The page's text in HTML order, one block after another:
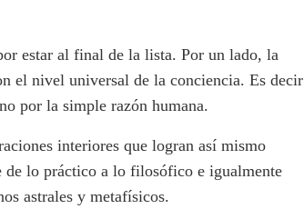
estar al final de la lista. Por un lado, la
el nivel universal de la conciencia. Es decir
por la simple razón humana.
interiores que logran así mismo
de lo práctico a lo filosófico e igualmente
astrales y metafísicos.